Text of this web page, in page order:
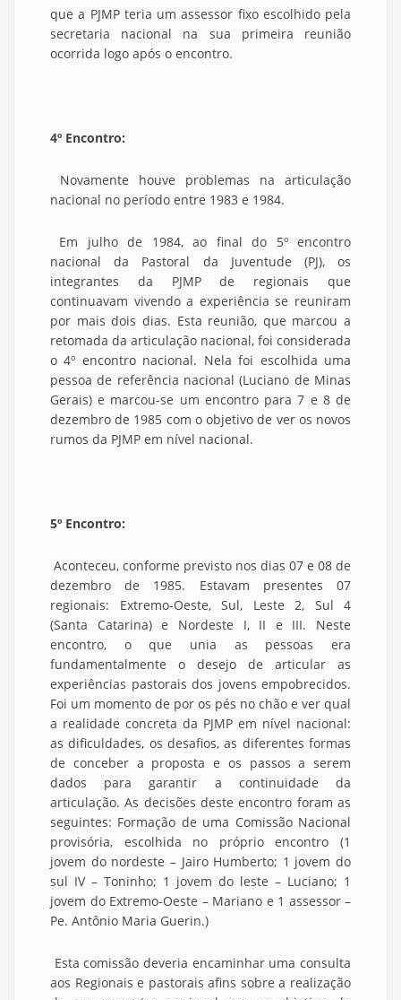
que a PJMP teria um assessor fixo escolhido pela
secretaria nacional na sua primeira reunião
ocorrida logo após o encontro.
4º Encontro:
Novamente houve problemas na articulação
nacional no período entre 1983 e 1984.
Em julho de 1984, ao final do 5º encontro
nacional da Pastoral da Juventude (PJ), os
integrantes da PJMP de regionais que
continuavam vivendo a experiência se reuniram
por mais dois dias. Esta reunião, que marcou a
retomada da articulação nacional, foi considerada
o 4º encontro nacional. Nela foi escolhida uma
pessoa de referência nacional (Luciano de Minas
Gerais) e marcou-se um encontro para 7 e 8 de
dezembro de 1985 com o objetivo de ver os novos
rumos da PJMP em nível nacional.
5º Encontro:
Aconteceu, conforme previsto nos dias 07 e 08 de
dezembro de 1985. Estavam presentes 07
regionais: Extremo-Oeste, Sul, Leste 2, Sul 4
(Santa Catarina) e Nordeste I, II e III. Neste
encontro, o que unia as pessoas era
fundamentalmente o desejo de articular as
experiências pastorais dos jovens empobrecidos.
Foi um momento de por os pés no chão e ver qual
a realidade concreta da PJMP em nível nacional:
as dificuldades, os desafios, as diferentes formas
de conceber a proposta e os passos a serem
dados para garantir a continuidade da
articulação. As decisões deste encontro foram as
seguintes: Formação de uma Comissão Nacional
provisória, escolhida no próprio encontro (1
jovem do nordeste – Jairo Humberto; 1 jovem do
sul IV – Toninho; 1 jovem do leste – Luciano; 1
jovem do Extremo-Oeste – Mariano e 1 assessor –
Pe. Antônio Maria Guerin.)
Esta comissão deveria encaminhar uma consulta
aos Regionais e pastorais afins sobre a realização